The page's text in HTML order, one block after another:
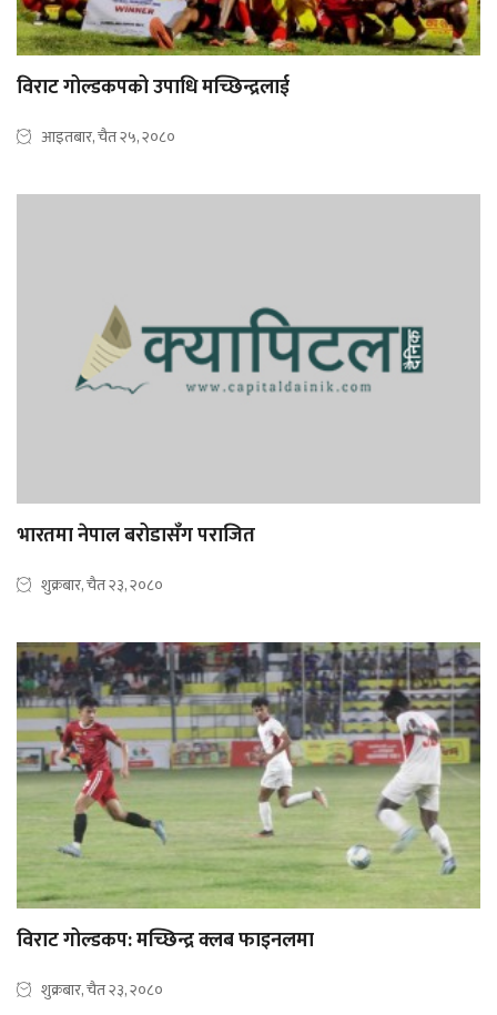
विराट गोल्डकपको उपाधि मच्छिन्द्रलाई
आइतबार, चैत २५, २०८०
भारतमा नेपाल बरोडासँग पराजित
शुक्रबार, चैत २३, २०८०
विराट गोल्डकप: मच्छिन्द्र क्लब फाइनलमा
शुक्रबार, चैत २३, २०८०